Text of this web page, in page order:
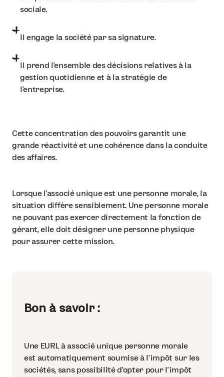
sociale.
Il engage la société par sa signature.
Il prend l'ensemble des décisions relatives à la
gestion quotidienne et à la stratégie de
l'entreprise.
Cette concentration des pouvoirs garantit une
grande réactivité et une cohérence dans la conduite
des affaires.
Lorsque l'associé unique est une personne morale, la
situation diffère sensiblement. Une personne morale
ne pouvant pas exercer directement la fonction de
gérant, elle doit désigner une personne physique
pour assurer cette mission.
Bon à savoir :
Une EURL à associé unique personne morale
est automatiquement soumise à l'impôt sur les
sociétés, sans possibilité d'opter pour l'impôt